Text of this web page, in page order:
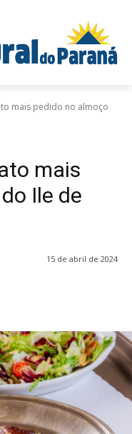
mais pedido no almoço
mais
Ile de
15 de abril de 2024